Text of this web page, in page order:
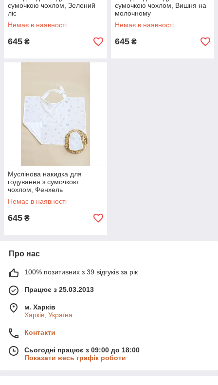
сумочкою чохлом, Зелений
ліс
Немає в наявності
645 ₴
сумочкою чохлом, Вишня на
молочному
Немає в наявності
645 ₴
Муслінова накидка для
годування з сумочкою
чохлом, Фенхель
Немає в наявності
645 ₴
Про нас
100% позитивних з 39 відгуків за рік
Працює з 25.03.2013
м. Харків
Харків, Україна
Контакти
Сьогодні працює з 09:00 до 18:00
Показати весь графік роботи